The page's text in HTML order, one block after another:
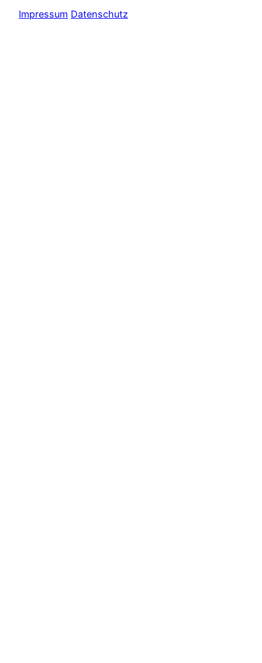
Impressum Datenschutz